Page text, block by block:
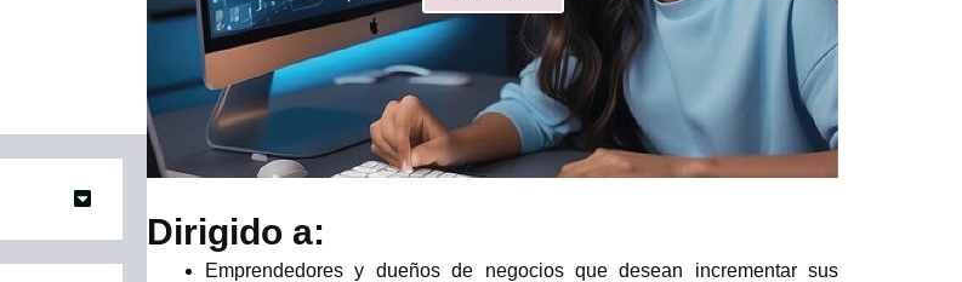
Dirigido a:
Emprendedores y dueños de negocios que desean incrementar sus